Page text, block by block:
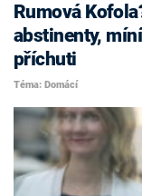
Rumová
abstinenty,
příchuti
Téma: Domácí